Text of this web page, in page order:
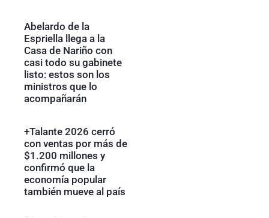
Abelardo de la
Espriella llega a la
Casa de Nariño con
casi todo su gabinete
listo: estos son los
ministros que lo
acompañarán
+Talante 2026 cerró
con ventas por más de
$1.200 millones y
confirmó que la
economía popular
también mueve al país